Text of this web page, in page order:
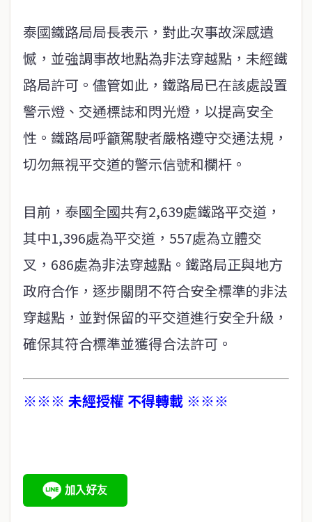
泰國鐵路局局長表示，對此次事故深感遺
憾，並強調事故地點為非法穿越點，未經鐵
路局許可。儘管如此，鐵路局已在該處設置
警示燈、交通標誌和閃光燈，以提高安全
性。鐵路局呼籲駕駛者嚴格遵守交通法規，
切勿無視平交道的警示信號和欄杆。
目前，泰國全國共有2,639處鐵路平交道，
其中1,396處為平交道，557處為立體交
叉，686處為非法穿越點。鐵路局正與地方
政府合作，逐步關閉不符合安全標準的非法
穿越點，並對保留的平交道進行安全升級，
確保其符合標準並獲得合法許可。
※※※ 未經授權 不得轉載 ※※※